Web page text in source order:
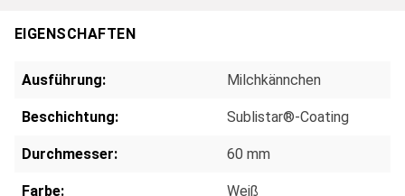
EIGENSCHAFTEN
Ausführung: Milchkännchen
Beschichtung: Sublistar®-Coating
Durchmesser: 60 mm
Farbe: Weiß